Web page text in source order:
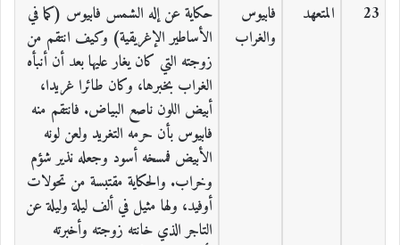
23
المتعهد
فابيوس
والغراب
حكاية عن إله الشمس فابيوس (كما في
الأساطير الإغريقية) وكيف انتقم من
زوجته التي كان يغار عليها بعد أن أنبأه
الغراب بخبرها، وكان طائرا غريدا،
أبيض اللون ناصع البياض. فانتقم منه
فابيوس بأن حرمه التغريد ولعن لونه
الأبيض فمسخه أسود وجعله نذير شؤم
وخراب. والحكاية مقتبسة من تحولات
أوفيد، ولها مثيل في ألف ليلة وليلة عن
التاجر الذي خانته زوجته وأخبرته